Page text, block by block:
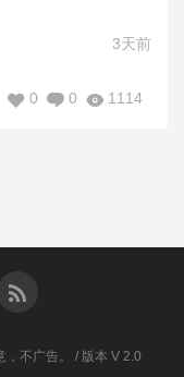
3天前
1114
0
0
不广告。 / 版本 V 2.0